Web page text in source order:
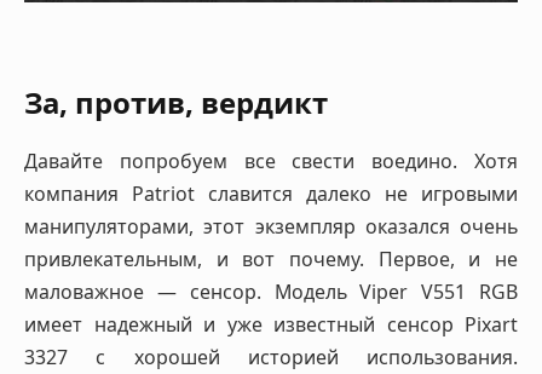
За, против, вердикт
Давайте попробуем все свести воедино. Хотя
компания Patriot славится далеко не игровыми
манипуляторами, этот экземпляр оказался очень
привлекательным, и вот почему. Первое, и не
маловажное — сенсор. Модель Viper V551 RGB
имеет надежный и уже известный сенсор Pixart
3327 с хорошей историей использования.